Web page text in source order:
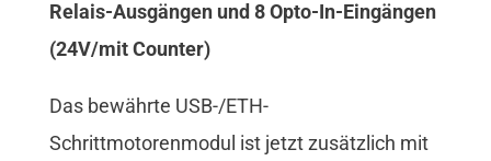
Relais-Ausgängen und 8 Opto-In-Eingängen
(24V/mit Counter)
Das bewährte USB-/ETH-
Schrittmotorenmodul ist jetzt zusätzlich mit